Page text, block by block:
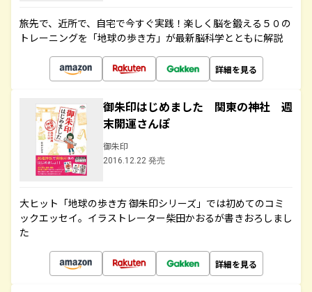
旅先で、近所で、自宅で今すぐ実践！楽しく脳を鍛える５０の
トレーニングを「地球の歩き方」が最新脳科学とともに解説
詳細を見る
御朱印はじめました 関東の神社 週
末開運さんぽ
御朱印
2016.12.22 発売
大ヒット「地球の歩き方 御朱印シリーズ」では初めてのコミ
ックエッセイ。イラストレーター柴田かおるが書きおろしまし
た
詳細を見る